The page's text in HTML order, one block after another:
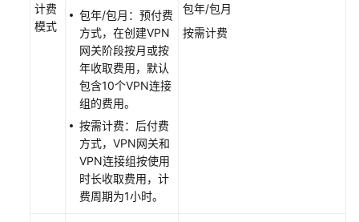
绑
定
弹
性
公
网
IP
解
绑
计费
模式
包年/包月：预付费
方式，在创建VPN
网关阶段按月或按
年收取费用，默认
包含10个VPN连接
组的费用。
按需计费：后付费
方式，VPN网关和
VPN连接组按使用
时长收取费用，计
费周期为1小时。
包年/包月
按需计费